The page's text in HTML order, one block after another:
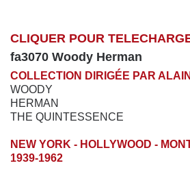
CLIQUER POUR
fa3070 Woody Herman
COLLECTION DIRIGÉE PAR
WOODY
HERMAN
THE QUINTESSENCE
NEW YORK - HOLLYWOOD -
1939-1962